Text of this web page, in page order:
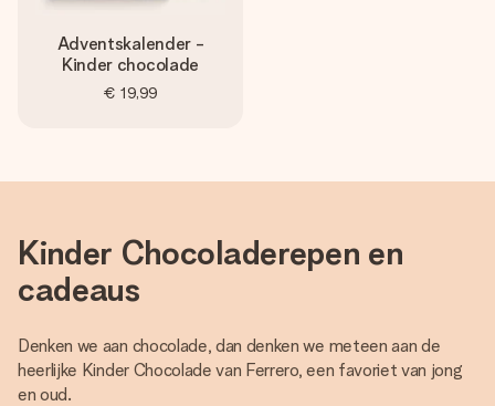
Adventskalender -
Kinder chocolade
€ 19,99
Kinder Chocoladerepen en
cadeaus
Denken we aan chocolade, dan denken we meteen aan de
heerlijke Kinder Chocolade van Ferrero, een favoriet van jong
en oud.